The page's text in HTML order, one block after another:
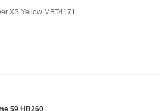
XS Yellow MBT4171
59 HB260